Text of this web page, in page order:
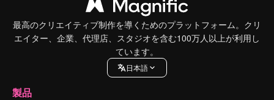
最高のクリエイティブ制作を導くためのプラットフォーム。クリ
エイター、企業、代理店、スタジオを含む100万人以上が利用し
ています。
日本語
製品